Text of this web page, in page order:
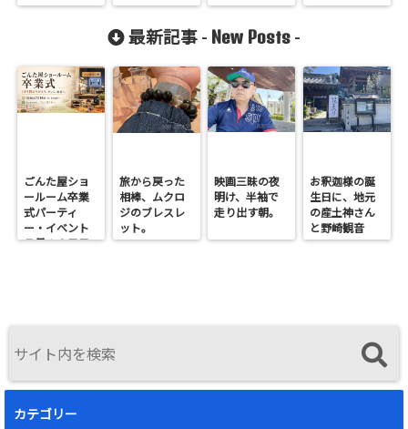
最新記事 - New Posts -
ごんた屋ショ
ールーム卒業
式パーティ
ー・イベント
７月１９日日
旅から戻った
相棒、ムクロ
ジのブレスレ
ット。
映画三昧の夜
明け、半袖で
走り出す朝。
お釈迦様の誕
生日に、地元
の産土神さん
と野崎観音
へ。
カテゴリー